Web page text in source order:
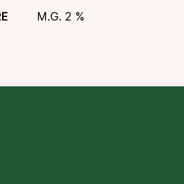
M.G. 2 %